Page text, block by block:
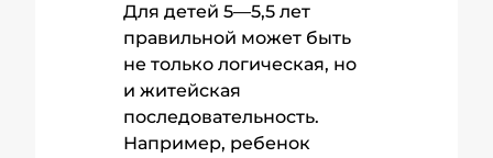
Для детей 5—5,5 лет
правильной может быть
не только логическая, но
и житейская
последовательность.
Например, ребенок